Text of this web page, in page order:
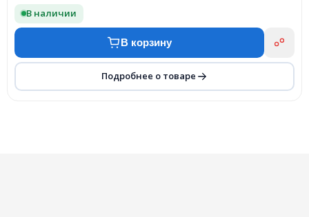
В наличии
В корзину
Подробнее о товаре